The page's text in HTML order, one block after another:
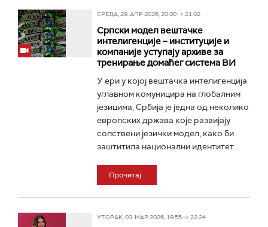
СРЕДА, 29. АПР 2026, 20:00 -> 21:02
Српски модел вештачке
интелигенције – институције и
компаније уступају архиве за
тренирање домаћег система ВИ
У ери у којој вештачка интелигенција
углавном комуницира на глобалним
језицима, Србија је једна од неколико
европских држава које развијају
сопствени језички модел, како би
заштитила национални идентитет...
Прочитај
УТОРАК, 03. МАР 2026, 19:55 -> 22:24